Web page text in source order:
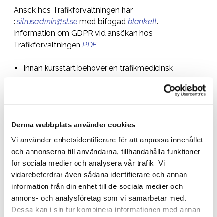
Denna webbplats använder cookies
Vi använder enhetsidentifierare för att anpassa innehållet
och annonserna till användarna, tillhandahålla funktioner
för sociala medier och analysera vår trafik. Vi
vidarebefordrar även sådana identifierare och annan
information från din enhet till de sociala medier och
annons- och analysföretag som vi samarbetar med.
Dessa kan i sin tur kombinera informationen med annan
Ansök hos Trafikförvaltningen här
: sitrusadmin@sl.se med bifogad blankett.
Information om GDPR vid ansökan hos
Trafikförvaltningen PDF
Innan kursstart behöver en trafikmedicinsk
hälsoundersökning göras. I den ingår ett
alkohol-och drogtest. Boka in undersökningen i
ska genomföras av läkare som är godkänd att
utföra dessa undersökningar.
Använd blanketten som finns under Hälsokrav. Skriv
ut och ta med till läkaren!
För att undvika onödiga kostnader bokas inte
deltagare innan bekräftelse av registrering och intyg